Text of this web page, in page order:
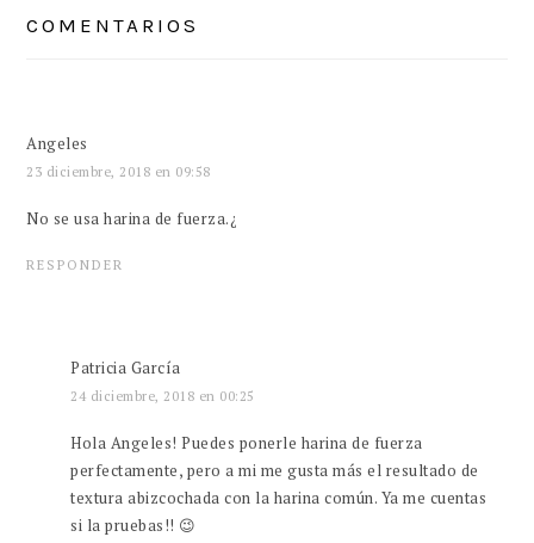
CON
COMENTARIOS
Angeles
23 diciembre, 2018 en 09:58
No se usa harina de fuerza.¿
RESPONDER
Patricia García
24 diciembre, 2018 en 00:25
Hola Angeles! Puedes ponerle harina de fuerza
perfectamente, pero a mi me gusta más el resultado de
textura abizcochada con la harina común. Ya me cuentas
si la pruebas!! 😉